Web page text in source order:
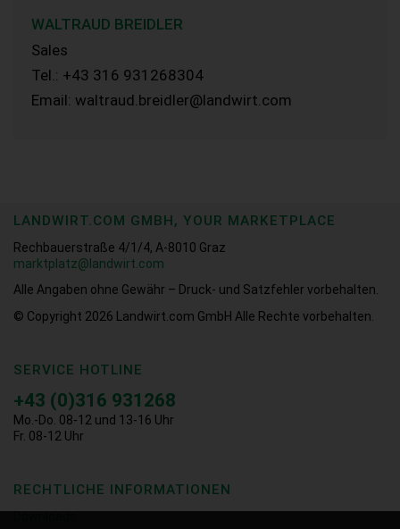
WALTRAUD BREIDLER
Sales
Tel.: +43 316 931268304
Email: waltraud.breidler@landwirt.com
LANDWIRT.COM GMBH, YOUR MARKETPLACE
Rechbauerstraße 4/1/4, A-8010 Graz
marktplatz@landwirt.com
Alle Angaben ohne Gewähr – Druck- und Satzfehler vorbehalten.
© Copyright 2026 Landwirt.com GmbH Alle Rechte vorbehalten.
SERVICE HOTLINE
+43 (0)316 931268
Mo.-Do. 08-12 und 13-16 Uhr
Fr. 08-12 Uhr
RECHTLICHE INFORMATIONEN